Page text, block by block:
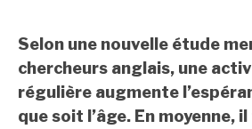
Selon une nouvelle étude
chercheurs anglais, une
régulière augmente
que soit l’âge. En moyenne,